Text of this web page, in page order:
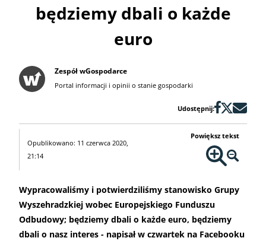
będziemy dbali o każde
euro
Zespół wGospodarce
Portal informacji i opinii o stanie gospodarki
Udostępnij:
Opublikowano: 11 czerwca 2020,
21:14
Powiększ tekst
Wypracowaliśmy i potwierdziliśmy stanowisko Grupy
Wyszehradzkiej wobec Europejskiego Funduszu
Odbudowy; będziemy dbali o każde euro, będziemy
dbali o nasz interes - napisał w czwartek na Facebooku